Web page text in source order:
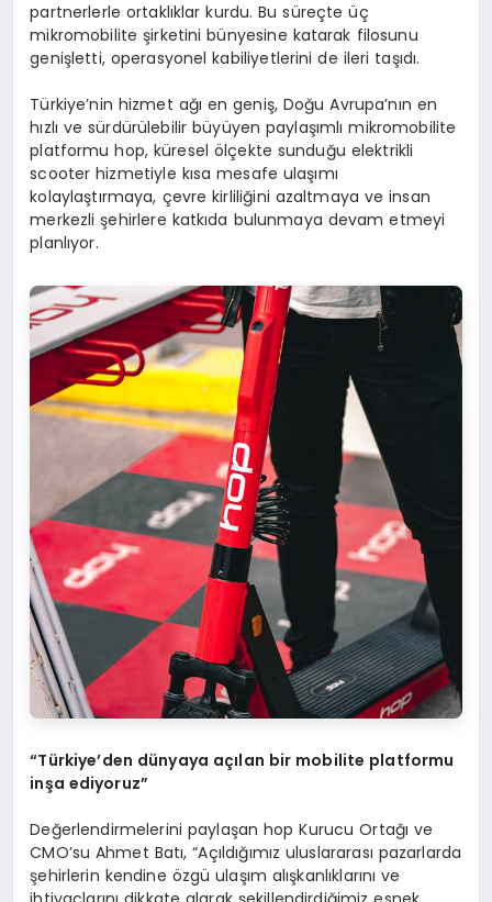
partnerlerle ortaklıklar kurdu. Bu süreçte üç
mikromobilite şirketini bünyesine katarak filosunu
genişletti, operasyonel kabiliyetlerini de ileri taşıdı.
Türkiye’nin hizmet ağı en geniş, Doğu Avrupa’nın en
hızlı ve sürdürülebilir büyüyen paylaşımlı mikromobilite
platformu hop, küresel ölçekte sunduğu elektrikli
scooter hizmetiyle kısa mesafe ulaşımı
kolaylaştırmaya, çevre kirliliğini azaltmaya ve insan
merkezli şehirlere katkıda bulunmaya devam etmeyi
planlıyor.
“Türkiye’den dünyaya açılan bir mobilite platformu
inşa ediyoruz”
Değerlendirmelerini paylaşan hop Kurucu Ortağı ve
CMO’su Ahmet Batı, “Açıldığımız uluslararası pazarlarda
şehirlerin kendine özgü ulaşım alışkanlıklarını ve